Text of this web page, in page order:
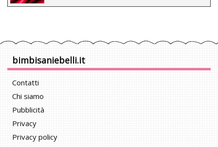
bimbisaniebelli.it
Contatti
Chi siamo
Pubblicità
Privacy
Privacy policy